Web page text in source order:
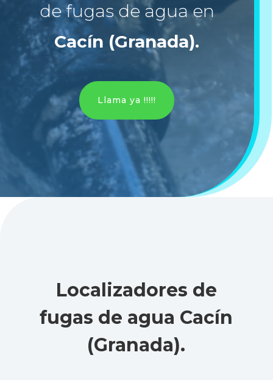
de fugas de agua en
Cacín (Granada).
Llama ya !!!!!
Localizadores de
fugas de agua Cacín
(Granada).